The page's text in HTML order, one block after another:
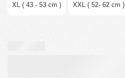
XL ( 43 - 53 cm ) XXL ( 52- 62 cm )